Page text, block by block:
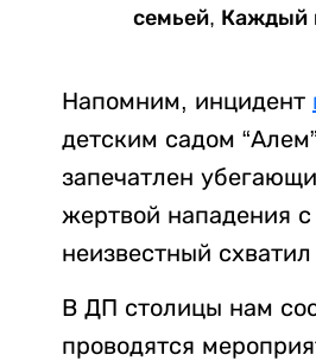
семьей, Каждый
Напомним, инцидент
детским садом
запечатлен
жертвой нападения
неизвестный
В ДП столицы нам
проводятся